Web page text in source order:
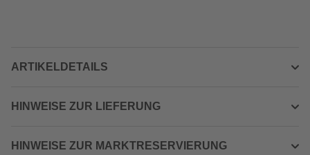
ARTIKELDETAILS
HINWEISE ZUR LIEFERUNG
HINWEISE ZUR MARKTRESERVIERUNG